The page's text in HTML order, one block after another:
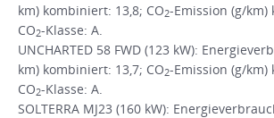
km) kombiniert: 13,8; CO2-Emission (g/
CO2-Klasse: A.
UNCHARTED 58 FWD (123 kW):
km) kombiniert: 13,7; CO2-Emission (g/
CO2-Klasse: A.
SOLTERRA MJ23 (160 kW):